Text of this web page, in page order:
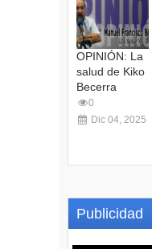
OPINIÓN: La
salud de Kiko
Becerra
0
Dic 04, 2025
Publicidad